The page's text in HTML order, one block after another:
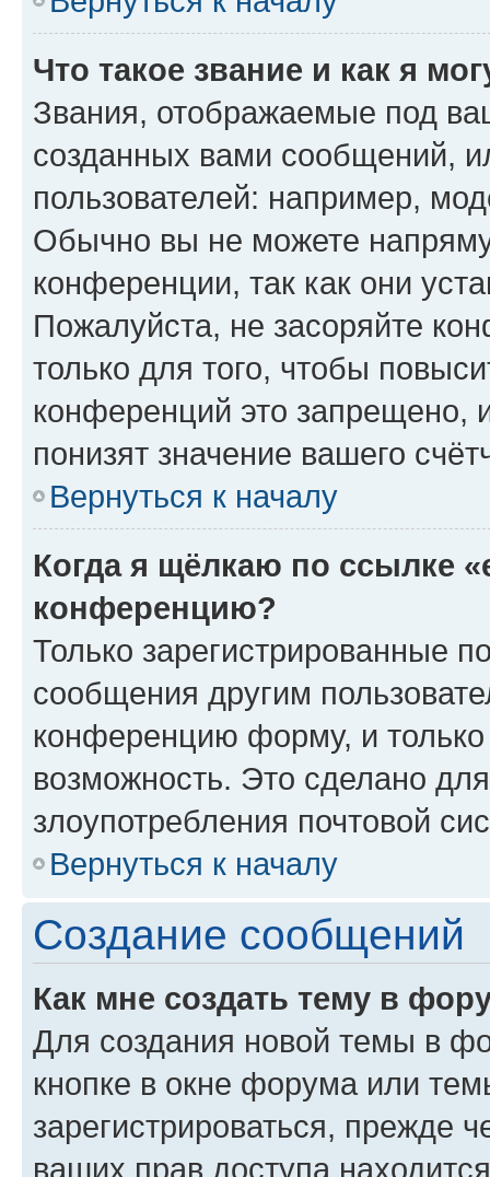
Что такое звание и как я
Звания, отображаемые под
созданных вами сообщений,
пользователей: например,
Обычно вы не можете
конференции, так как они
Пожалуйста, не засоряйте
только для того, чтобы
конференций это запрещено,
понизят значение вашего
Вернуться к началу
Когда я щёлкаю по ссылке
конференцию?
Только зарегистрированные
сообщения другим
конференцию форму, и
возможность. Это сделано
злоупотребления почтовой
Вернуться к началу
Создание сообщений
Как мне создать тему в
Для создания новой темы в
кнопке в окне форума или
зарегистрироваться, прежде
ваших прав доступа